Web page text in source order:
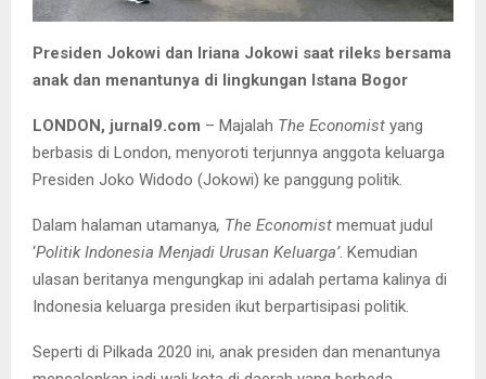
Presiden Jokowi dan Iriana Jokowi saat rileks bersama
anak dan menantunya di lingkungan Istana Bogor
LONDON, jurnal9.com – Majalah The Economist yang
berbasis di London, menyoroti terjunnya anggota keluarga
Presiden Joko Widodo (Jokowi) ke panggung politik.
Dalam halaman utamanya, The Economist memuat judul
‘Politik Indonesia Menjadi Urusan Keluarga’. Kemudian
ulasan beritanya mengungkap ini adalah pertama kalinya di
Indonesia keluarga presiden ikut berpartisipasi politik.
Seperti di Pilkada 2020 ini, anak presiden dan menantunya